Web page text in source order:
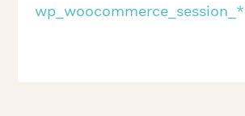
wp_woocommerce_session_*